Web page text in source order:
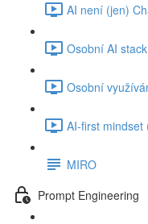
AI není (jen)
Osobní AI
Osobní
AI-first mindset
MIRO
Prompt Engineering